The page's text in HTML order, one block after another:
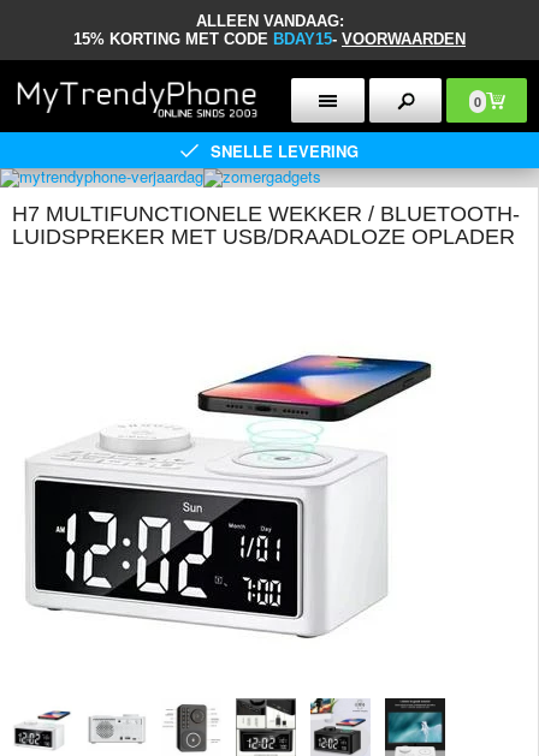
ALLEEN VANDAAG:
15% KORTING MET CODE BDAY15- VOORWAARDEN
0
SNELLE LEVERING
H7 MULTIFUNCTIONELE WEKKER / BLUETOOTH-
LUIDSPREKER MET USB/DRAADLOZE OPLADER